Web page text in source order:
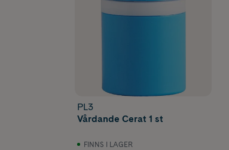
PL3
Vårdande Cerat 1 st
FINNS I LAGER